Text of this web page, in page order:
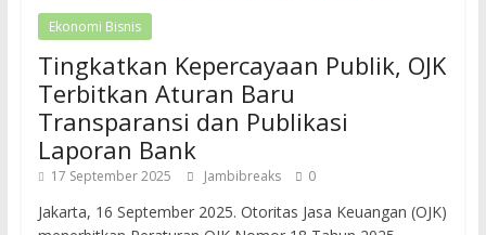
Ekonomi Bisnis
Tingkatkan Kepercayaan Publik, OJK
Terbitkan Aturan Baru
Transparansi dan Publikasi
Laporan Bank
17 September 2025 Jambibreaks 0
Jakarta, 16 September 2025. Otoritas Jasa Keuangan (OJK)